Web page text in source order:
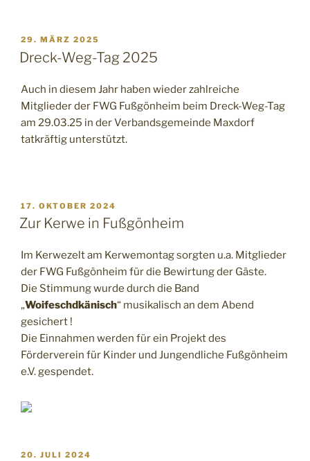
29. MÄRZ 2025
Dreck-Weg-Tag 2025
Auch in diesem Jahr haben wieder zahlreiche
Mitglieder der FWG Fußgönheim beim Dreck-Weg-Tag
am 29.03.25 in der Verbandsgemeinde Maxdorf
tatkräftig unterstützt.
17. OKTOBER 2024
Zur Kerwe in Fußgönheim
Im Kerwezelt am Kerwemontag sorgten u.a. Mitglieder
der FWG Fußgönheim für die Bewirtung der Gäste.
Die Stimmung wurde durch die Band
„Woifeschdkänisch“ musikalisch an dem Abend
gesichert !
Die Einnahmen werden für ein Projekt des
Förderverein für Kinder und Jungendliche Fußgönheim
e.V. gespendet.
20. JULI 2024